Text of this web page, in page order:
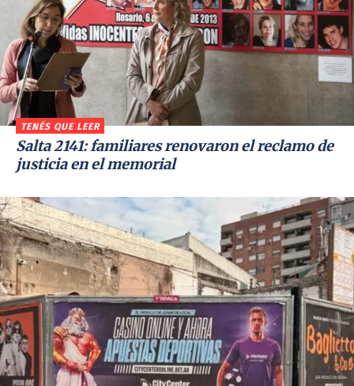
TENÉS QUE LEER
Salta 2141: familiares renovaron el reclamo de
justicia en el memorial